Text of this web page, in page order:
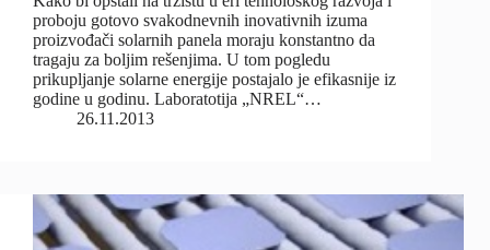
proboju gotovo svakodnevnih inovativnih izuma
proizvođači solarnih panela moraju konstantno da
tragaju za boljim rešenjima. U tom pogledu
prikupljanje solarne energije postajalo je efikasnije iz
godine u godinu. Laboratotija „NREL“…
26.11.2013